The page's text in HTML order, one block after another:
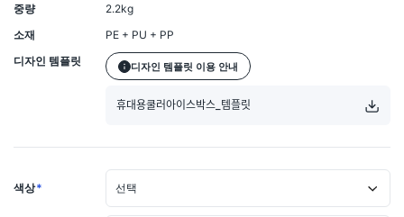
중량
2.2kg
소재
PE + PU + PP
디자인 템플릿
디자인 템플릿 이용 안내
휴대용쿨러아이스박스_템플릿
색상* 선택